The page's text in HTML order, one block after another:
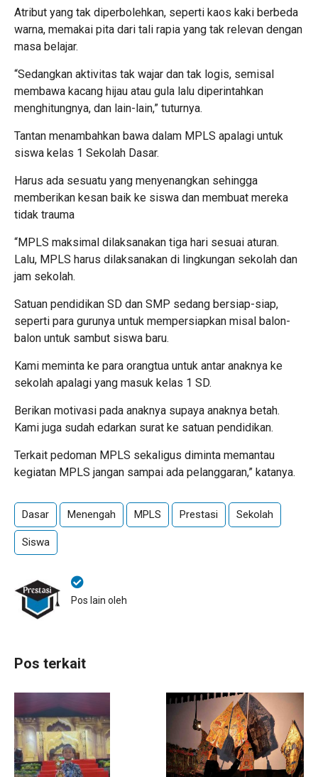
Atribut yang tak diperbolehkan, seperti kaos kaki berbeda
warna, memakai pita dari tali rapia yang tak relevan dengan
masa belajar.
“Sedangkan aktivitas tak wajar dan tak logis, semisal
membawa kacang hijau atau gula lalu diperintahkan
menghitungnya, dan lain-lain,” tuturnya.
Tantan menambahkan bawa dalam MPLS apalagi untuk
siswa kelas 1 Sekolah Dasar.
Harus ada sesuatu yang menyenangkan sehingga
memberikan kesan baik ke siswa dan membuat mereka
tidak trauma
“MPLS maksimal dilaksanakan tiga hari sesuai aturan.
Lalu, MPLS harus dilaksanakan di lingkungan sekolah dan
jam sekolah.
Satuan pendidikan SD dan SMP sedang bersiap-siap,
seperti para gurunya untuk mempersiapkan misal balon-
balon untuk sambut siswa baru.
Kami meminta ke para orangtua untuk antar anaknya ke
sekolah apalagi yang masuk kelas 1 SD.
Berikan motivasi pada anaknya supaya anaknya betah.
Kami juga sudah edarkan surat ke satuan pendidikan.
Terkait pedoman MPLS sekaligus diminta memantau
kegiatan MPLS jangan sampai ada pelanggaran,” katanya.
Dasar Menengah MPLS Prestasi Sekolah
Siswa
Pos lain oleh
Pos terkait